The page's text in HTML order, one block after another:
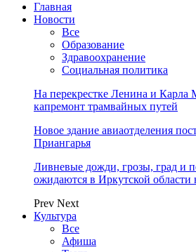
Главная
Новости
Все
Образование
Здравоохранение
Социальная политика
На перекрестке Ленина и Карла
капремонт трамвайных путей
Новое здание авиаотделения
Приангарья
Ливневые дожди, грозы, град и
ожидаются в Иркутской
Prev Next
Культура
Все
Афиша